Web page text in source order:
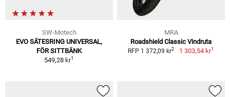
SW-Motech
EVO SÄTESRING UNIVERSAL,
FÖR SITTBÄNK
549,28 kr1
MRA
Roadshield Classic Vindruta
RFP 1 372,09 kr2 1 303,54 kr1